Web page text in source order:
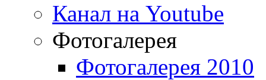
Канал на Youtube
Фотогалерея
Фотогалерея 2010